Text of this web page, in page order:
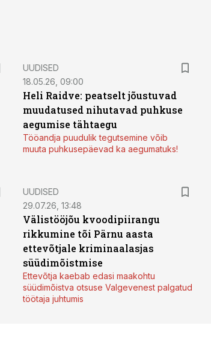
UUDISED
18.05.26, 09:00
Heli Raidve: peatselt jõustuvad
muudatused nihutavad puhkuse
aegumise tähtaegu
Tööandja puudulik tegutsemine võib
muuta puhkusepäevad ka aegumatuks!
UUDISED
29.07.26, 13:48
Välistööjõu kvoodipiirangu
rikkumine tõi Pärnu aasta
ettevõtjale kriminaalasjas
süüdimõistmise
Ettevõtja kaebab edasi maakohtu
süüdimõistva otsuse Valgevenest palgatud
töötaja juhtumis